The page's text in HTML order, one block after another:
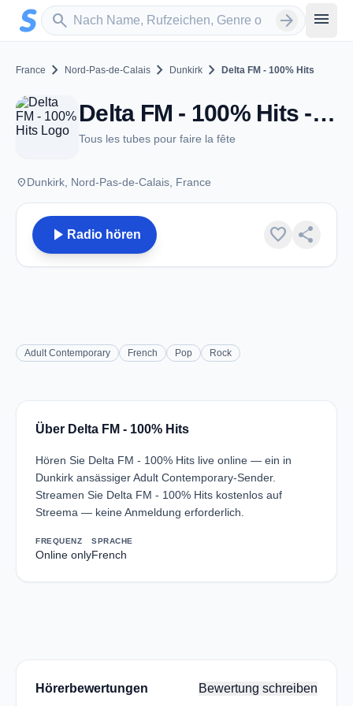
Zum Hauptinhalt springen
search
Sender suchen arrow_forward menu
France chevron_right Nord-Pas-de-Calais chevron_right Dunkirk chevron_right Delta FM - 100% Hits
Delta FM - 100% Hits - Dunkirk
Tous les tubes pour faire la fête
placeDunkirk, Nord-Pas-de-Calais, France
play_arrow Radio hören favorite share
Adult Contemporary French Pop Rock
Über Delta FM - 100% Hits
Hören Sie Delta FM - 100% Hits live online — ein in
Dunkirk ansässiger Adult Contemporary-Sender.
Streamen Sie Delta FM - 100% Hits kostenlos auf
Streema — keine Anmeldung erforderlich.
FREQUENZ
Online only
SPRACHE
French
Hörerbewertungen Bewertung schreiben